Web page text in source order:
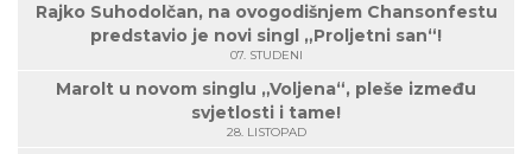
Rajko Suhodolčan, na ovogodišnjem Chansonfestu
predstavio je novi singl „Proljetni san“!
07. STUDENI
Marolt u novom singlu „Voljena“, pleše između
svjetlosti i tame!
28. LISTOPAD